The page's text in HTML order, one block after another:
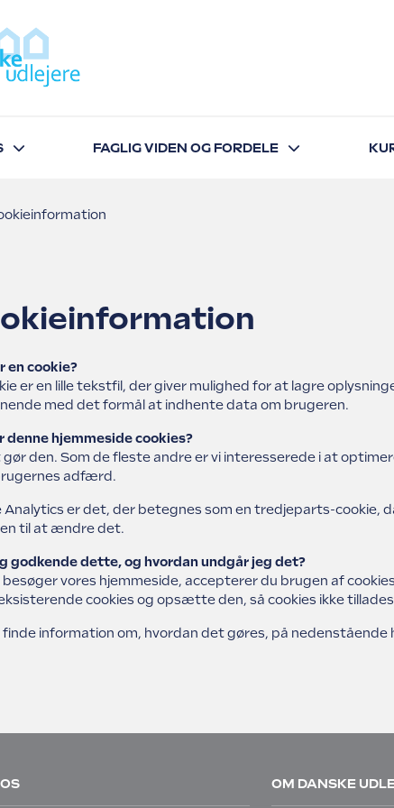
FAGLIG VIDEN OG FORDELE
en cookie?
er en lille tekstfil, der giver mulighed for at lagre
med det formål at indhente data om brugeren.
denne hjemmeside cookies?
gør den. Som de fleste andre er vi interesserede i at
adfærd.
Analytics er det, der betegnes som en tredjeparts-cookie,
til at ændre det.
godkende dette, og hvordan undgår jeg det?
besøger vores hjemmeside, accepterer du brugen af
cookies og opsætte den, så cookies ikke
finde information om, hvordan det gøres, på nedenstående
OM DANSKE